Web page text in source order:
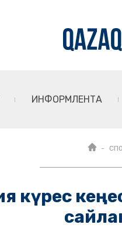
ИНФОРМЛЕНТА
күрес